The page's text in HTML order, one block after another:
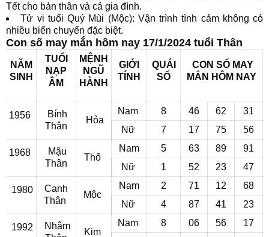
Tết cho bản thân và cả gia đình.
Tử vi tuổi Quý Mùi (Mộc): Vận trình tình cảm không có
nhiều biến chuyển đặc biệt.
Con số may mắn hôm nay 17/1/2024 tuổi Thân
NĂM
SINH
TUỔI
NẠP
ÂM
MỆNH
NGŨ
HÀNH
GIỚI
TÍNH
QUÁI
SỐ
CON SỐ MAY
MẮN HÔM NAY
1956
Bính
Thân
Hỏa
Nam 8 46 62
31
Nữ
7 17 75 56
1968
Mậu
Thân
Thổ
Nam 5 63 89
91
Nữ
1 52 23 47
1980
Canh
Thân
Mộc
Nam 2 71 12
68
Nữ
4 87 41 23
1992
Nhâm
Kim
Nam 8 06 56
17